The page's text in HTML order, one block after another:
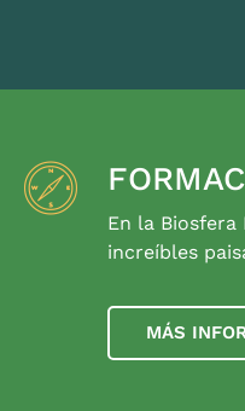
En la
increíbles
MÁS